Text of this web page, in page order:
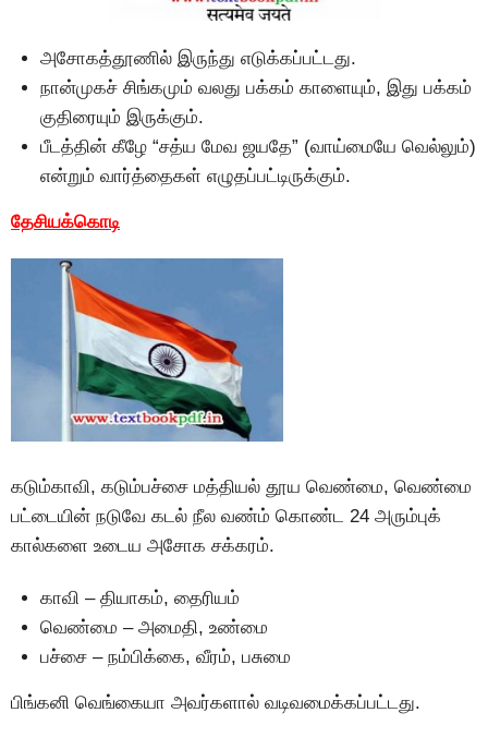
அசோகத்தூணில் இருந்து எடுக்கப்பட்டது.
நான்முகச் சிங்கமும் வலது பக்கம் காளையும், இது பக்கம்
குதிரையும் இருக்கும்.
பீடத்தின் கீழே “சத்ய மேவ ஜயதே” (வாய்மையே வெல்லும்)
என்றும் வார்த்தைகள் எழுதப்பட்டிருக்கும்.
தேசியக்கொடி
கடும்காவி, கடும்பச்சை மத்தியல் தூய வெண்மை, வெண்மை
பட்டையின் நடுவே கடல் நீல வண்ம் கொண்ட 24 அரும்புக்
கால்களை உடைய அசோக சக்கரம்.
காவி – தியாகம், தைரியம்
வெண்மை – அமைதி, உண்மை
பச்சை – நம்பிக்கை, வீரம், பசுமை
பிங்கனி வெங்கையா அவர்களால் வடிவமைக்கப்பட்டது.